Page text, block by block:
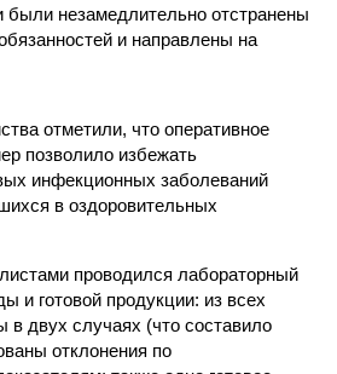
были незамедлительно отстранены
и направлены на
отметили, что оперативное
позволило избежать
инфекционных заболеваний
в оздоровительных
проводился лабораторный
и готовой продукции: из всех
в двух случаях (что составило
отклонения по